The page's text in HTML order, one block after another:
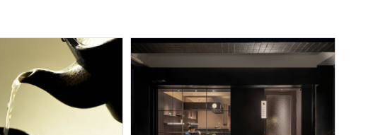
日月紅拾捌 佳葉龍茶 覓香丹
烏龍 茶葉課程 茶學問
茶館